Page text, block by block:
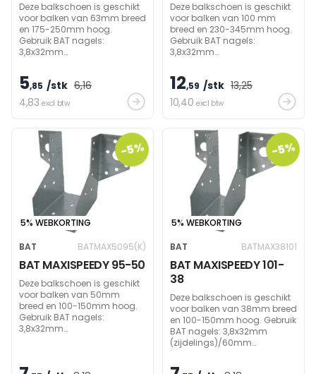
Deze balkschoen is geschikt
voor balken van 63mm breed
en 175-250mm hoog.
Gebruik BAT nagels:
3,8x32mm
(draagbalk) om
draagvermogen te bereiken.
5,85 /stk 6,16
4,83 excl btw
Deze balkschoen is geschikt
voor balken van 100 mm
breed en 230-345mm hoog.
Gebruik BAT nagels:
3,8x32mm
(draagbalk) om
draagvermogen te bereiken.
12,59 /stk 13,25
10,40 excl btw
-5%
5% WEBKORTING
BAT
BATMAX5095(K)
BAT MAXISPEEDY 95-50
Deze balkschoen is geschikt
voor balken van 50mm
breed en 100-150mm hoog.
Gebruik BAT nagels:
3,8x32mm
-5%
5% WEBKORTING
BAT
BATMAX38101
BAT MAXISPEEDY 101-
38
Deze balkschoen is geschikt
voor balken van 38mm breed
en 100-150mm hoog. Gebruik
BAT nagels: 3,8x32mm
(zijdelings)/60mm
draagvermogen te bereiken.